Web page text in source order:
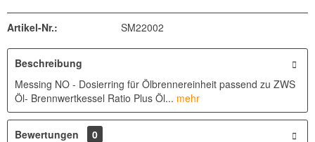
Artikel-Nr.: SM22002
Beschreibung
Messing NO - Dosierring für Ölbrennereinheit passend zu ZWS
Öl- Brennwertkessel Ratio Plus Öl... mehr
Bewertungen
0